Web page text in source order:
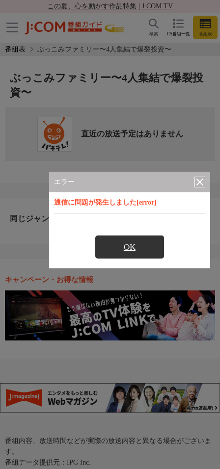
この夏、心を動かす作品特集 | J:COM TV
CS番組一覧 番組表
検索
番組表 ぶっこみファミリー〜4人集結で爆裂投資〜
エラー
通信に問題が発生しました[error]
OK
ぶっこみファミリー〜4人集結で爆裂投
資〜
直近の放送予定はありません
同じジャンルのおすすめ番組
キャンペーン・お得な情報
番組内容、放送時間などが実際の放送内容と異なる場合がございま
す。
番組データ提供元：IPG Inc.